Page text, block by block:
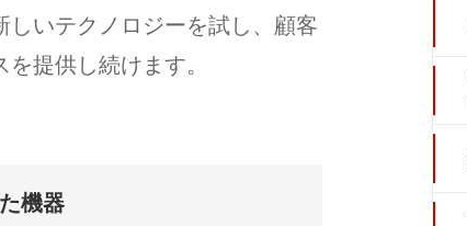
いテクノロジーを試し、顧客
提供し続けます。
機器